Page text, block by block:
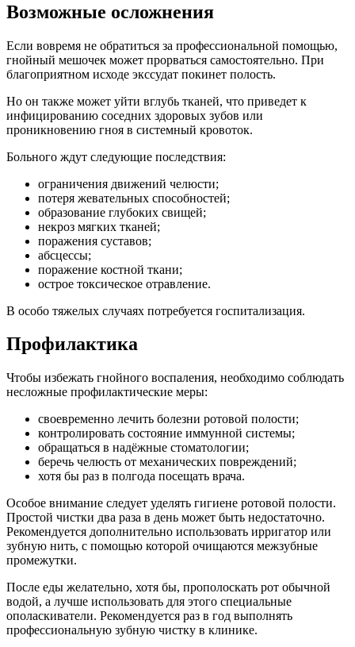
Возможные осложнения
Если вовремя не обратиться за профессиональной помощью,
гнойный мешочек может прорваться самостоятельно. При
благоприятном исходе экссудат покинет полость.
Но он также может уйти вглубь тканей, что приведет к
инфицированию соседних здоровых зубов или
проникновению гноя в системный кровоток.
Больного ждут следующие последствия:
ограничения движений челюсти;
потеря жевательных способностей;
образование глубоких свищей;
некроз мягких тканей;
поражения суставов;
абсцессы;
поражение костной ткани;
острое токсическое отравление.
В особо тяжелых случаях потребуется госпитализация.
Профилактика
Чтобы избежать гнойного воспаления, необходимо соблюдать
несложные профилактические меры:
своевременно лечить болезни ротовой полости;
контролировать состояние иммунной системы;
обращаться в надёжные стоматологии;
беречь челюсть от механических повреждений;
хотя бы раз в полгода посещать врача.
Особое внимание следует уделять гигиене ротовой полости.
Простой чистки два раза в день может быть недостаточно.
Рекомендуется дополнительно использовать ирригатор или
зубную нить, с помощью которой очищаются межзубные
промежутки.
После еды желательно, хотя бы, прополоскать рот обычной
водой, а лучше использовать для этого специальные
ополаскиватели. Рекомендуется раз в год выполнять
профессиональную зубную чистку в клинике.